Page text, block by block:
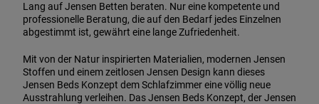
Lang auf Jensen Betten beraten. Nur eine kompetente und
professionelle Beratung, die auf den Bedarf jedes Einzelnen
abgestimmt ist, gewährt eine lange Zufriedenheit.
Mit von der Natur inspirierten Materialien, modernen Jensen
Stoffen und einem zeitlosen Jensen Design kann dieses
Jensen Beds Konzept dem Schlafzimmer eine völlig neue
Ausstrahlung verleihen. Das Jensen Beds Konzept, der Jensen